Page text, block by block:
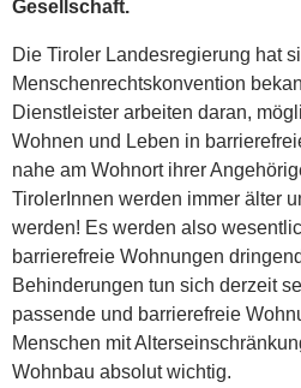
Gesellschaft.
Die Tiroler Landesregierung hat
Menschenrechtskonvention
Dienstleister arbeiten daran,
Wohnen und Leben in
nahe am Wohnort ihrer
TirolerInnen werden immer älter
werden! Es werden also
barrierefreie Wohnungen
Behinderungen tun sich derzeit
passende und barrierefreie
Menschen mit
Wohnbau absolut wichtig.